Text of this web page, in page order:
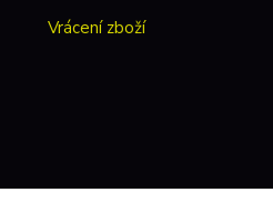
Vrácení zboží